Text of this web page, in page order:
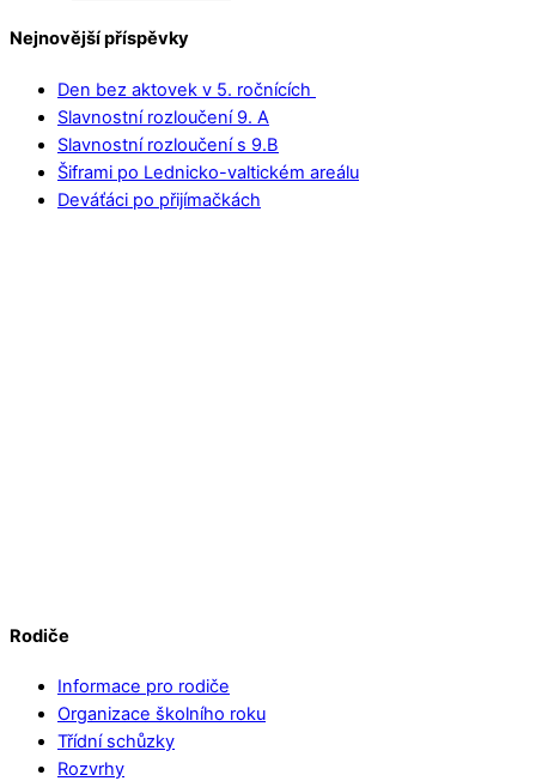
Nejnovější příspěvky
Den bez aktovek v 5. ročnících
Slavnostní rozloučení 9. A
Slavnostní rozloučení s 9.B
Šiframi po Lednicko-valtickém areálu
Deváťáci po přijímačkách
Rodiče
Informace pro rodiče
Organizace školního roku
Třídní schůzky
Rozvrhy